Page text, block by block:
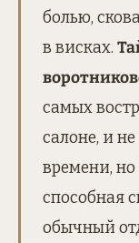
болью,
в висках.
самых
салоне, и
времени,
способная
обычный